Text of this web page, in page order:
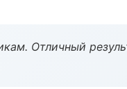
Отличный